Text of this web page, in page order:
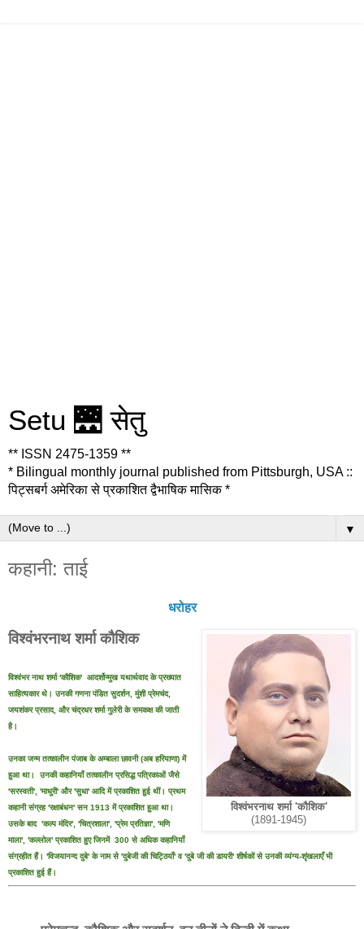
Setu 🌉 सेतु
** ISSN 2475-1359 **
* Bilingual monthly journal published from Pittsburgh, USA ::
पिट्सबर्ग अमेरिका से प्रकाशित द्वैभाषिक मासिक *
▼
कहानी: ताई
धरोहर
विश्वंभरनाथ शर्मा 'कौशिक'
(1891-1945)
विश्वंभरनाथ शर्मा कौशिक
विश्वंभर नाथ शर्मा 'कौशिक' आदर्शोन्मुख यथार्थवाद के प्रख्यात
साहित्यकार थे। उनकी गणना पंडित सुदर्शन, मुंशी प्रेमचंद,
जयशंकर प्रसाद, और चंद्रधर शर्मा गुलेरी के समकक्ष की जाती
है।
उनका जन्म तत्कालीन पंजाब के अम्बाला छावनी (अब हरियाणा) में
हुआ था। उनकी कहानियाँ तत्कालीन प्रसिद्ध पत्रिकाओं जैसे
'सरस्वती', 'माधुरी' और 'सुधा' आदि में प्रकाशित हुई थीं। प्रथम
कहानी संग्रह 'रक्षाबंधन' सन 1913 में प्रकाशित हुआ था।
उसके बाद 'कल्प मंदिर', 'चित्रशाला', 'प्रेम प्रतिज्ञा', 'मणि
माला', 'कल्लोल' प्रकाशित हुए जिनमें 300 से अधिक कहानियाँ
संग्रहीत हैं। 'विजयानन्द दुबे' के नाम से 'दुबेजी की चिट्ठियाँ' व 'दुबे जी की डायरी' शीर्षकों से उनकी व्यंग्य-शृंखलाएँ भी
प्रकाशित हुई हैं।